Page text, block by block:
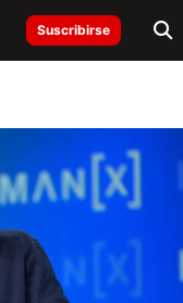
Suscribirse